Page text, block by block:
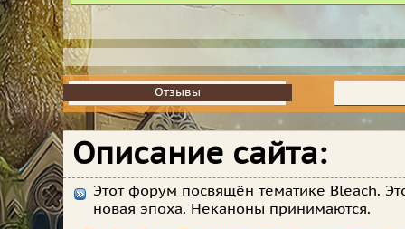
Отзывы
Отзывы
Описание сайта:
Этот форум посвящён тематике Bleach.
новая эпоха. Неканоны принимаются.